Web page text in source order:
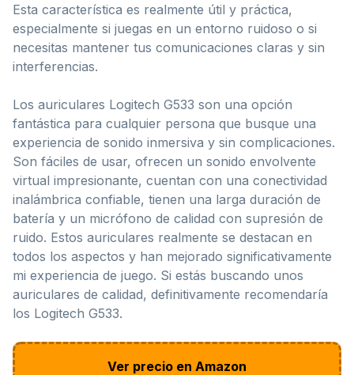
Esta característica es realmente útil y práctica,
especialmente si juegas en un entorno ruidoso o si
necesitas mantener tus comunicaciones claras y sin
interferencias.
Los auriculares Logitech G533 son una opción
fantástica para cualquier persona que busque una
experiencia de sonido inmersiva y sin complicaciones.
Son fáciles de usar, ofrecen un sonido envolvente
virtual impresionante, cuentan con una conectividad
inalámbrica confiable, tienen una larga duración de
batería y un micrófono de calidad con supresión de
ruido. Estos auriculares realmente se destacan en
todos los aspectos y han mejorado significativamente
mi experiencia de juego. Si estás buscando unos
auriculares de calidad, definitivamente recomendaría
los Logitech G533.
Ver precio en Amazon